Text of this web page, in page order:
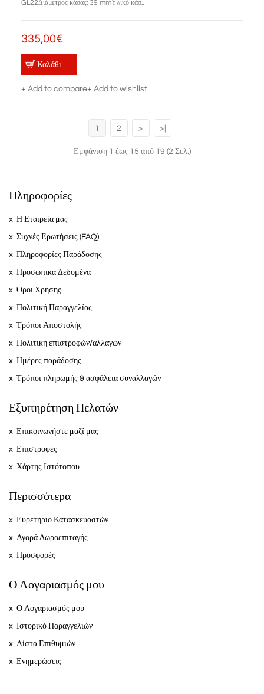
GL22Διάμετρος κάσας: 39 mmΥλικό κάσ..
335,00€
Καλάθι
+ Add to compare+ Add to wishlist
1 2 > >|
Εμφάνιση 1 έως 15 από 19 (2 Σελ.)
Πληροφορίες
Η Εταιρεία μας
Συχνές Ερωτήσεις (FAQ)
Πληροφορίες Παράδοσης
Προσωπικά Δεδομένα
Όροι Χρήσης
Πολιτική Παραγγελίας
Τρόποι Αποστολής
Πολιτική επιστροφών/αλλαγών
Ημέρες παράδοσης
Τρόποι πληρωμής & ασφάλεια συναλλαγών
Εξυπηρέτηση Πελατών
Επικοινωνήστε μαζί μας
Επιστροφές
Χάρτης Ιστότοπου
Περισσότερα
Ευρετήριο Κατασκευαστών
Αγορά Δωροεπιταγής
Προσφορές
Ο Λογαριασμός μου
Ο Λογαριασμός μου
Ιστορικό Παραγγελιών
Λίστα Επιθυμιών
Ενημερώσεις